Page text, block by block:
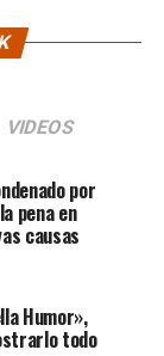
VIDEOS
por
pena en
causas
Humor»,
todo